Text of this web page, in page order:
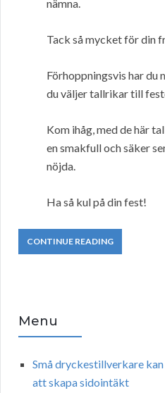
nämna.
Tack så mycket för din
Förhoppningsvis har du
du väljer tallrikar till
Kom ihåg, med de här
en smakfull och säker
nöjda.
Ha så kul på din fest!
CONTINUE READING
Menu
Små dryckestillverkare
att skapa sidointäkt